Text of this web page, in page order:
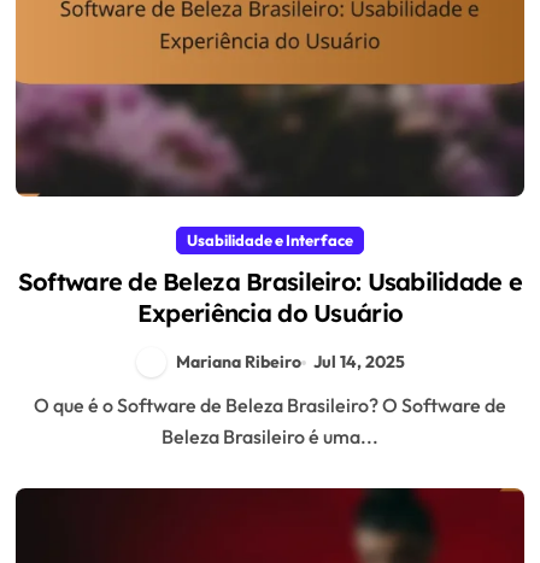
Usabilidade e Interface
Software de Beleza Brasileiro: Usabilidade e
Experiência do Usuário
Mariana Ribeiro Jul 14, 2025
O que é o Software de Beleza Brasileiro? O Software de
Beleza Brasileiro é uma...